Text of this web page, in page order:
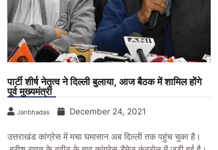
पार्टी शीर्ष नेतृत्व ने दिल्ली बुलाया, आज बैठक में शामिल होंगे
पूर्व मुख्यमंत्री
Janbhadas December 24, 2021
उत्तराखंड कांग्रेस में मचा घमासान अब दिल्ली तक पहुंच चुका है।